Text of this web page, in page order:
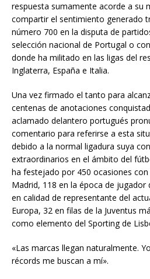
respuesta sumamente acorde a su
compartir el sentimiento generado
número 700 en la disputa de
selección nacional de Portugal o
donde ha militado en las ligas del
Inglaterra, España e Italia.
Una vez firmado el tanto para
centenas de anotaciones
aclamado delantero portugués
comentario para referirse a esta
debido a la normal ligadura suya
extraordinarios en el ámbito del
ha festejado por 450 ocasiones con
Madrid, 118 en la época de jugador
en calidad de representante del
Europa, 32 en filas de la Juventus
como elemento del Sporting de
«Las marcas llegan naturalmente.
récords me buscan a mí».